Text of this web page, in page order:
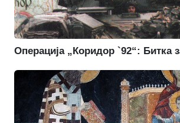
Операција „Коридор `92“: Битка